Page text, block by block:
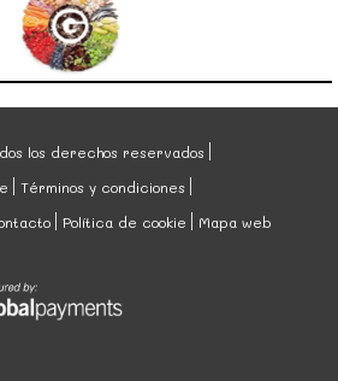
los derechos reservados
Términos y condiciones
Política de cookie Mapa web